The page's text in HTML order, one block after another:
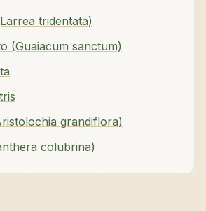
tridentata)
(Guaiacum sanctum)
grandiflora)
colubrina)